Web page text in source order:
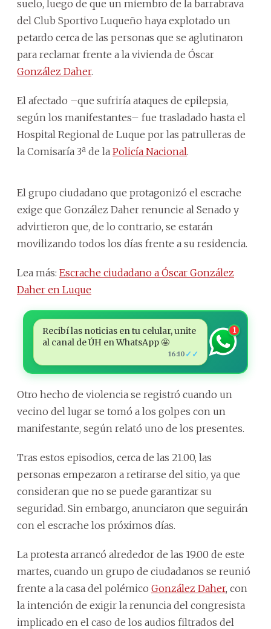
suelo, luego de que un miembro de la barrabrava
del Club Sportivo Luqueño haya explotado un
petardo cerca de las personas que se aglutinaron
para reclamar frente a la vivienda de Óscar
González Daher.
El afectado –que sufriría ataques de epilepsia,
según los manifestantes– fue trasladado hasta el
Hospital Regional de Luque por las patrulleras de
la Comisaría 3ª de la Policía Nacional.
El grupo ciudadano que protagonizó el escrache
exige que González Daher renuncie al Senado y
advirtieron que, de lo contrario, se estarán
movilizando todos los días frente a su residencia.
Lea más: Escrache ciudadano a Óscar González
Daher en Luque
Recibí las noticias en tu celular, unite
al canal de ÚH en WhatsApp 🤩
16:10 ✓✓
1
Otro hecho de violencia se registró cuando un
vecino del lugar se tomó a los golpes con un
manifestante, según relató uno de los presentes.
Tras estos episodios, cerca de las 21.00, las
personas empezaron a retirarse del sitio, ya que
consideran que no se puede garantizar su
seguridad. Sin embargo, anunciaron que seguirán
con el escrache los próximos días.
La protesta arrancó alrededor de las 19.00 de este
martes, cuando un grupo de ciudadanos se reunió
frente a la casa del polémico González Daher, con
la intención de exigir la renuncia del congresista
implicado en el caso de los audios filtrados del